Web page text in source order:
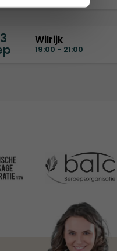
Wilrijk
19:00 - 21:00